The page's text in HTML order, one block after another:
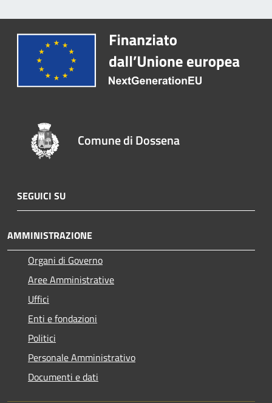
Comune di Dossena
SEGUICI SU
AMMINISTRAZIONE
Organi di Governo
Aree Amministrative
Uffici
Enti e fondazioni
Politici
Personale Amministrativo
Documenti e dati